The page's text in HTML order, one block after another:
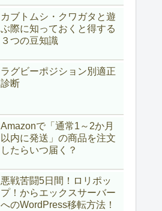
カブトムシ・クワガタと遊
ぶ際に知っておくと得する
３つの豆知識
ラグビーポジション別適正
診断
Amazonで「通常1～2か月
以内に発送」の商品を注文
したらいつ届く？
悪戦苦闘5日間！ロリポッ
プ！からエックスサーバー
へのWordPress移転方法！